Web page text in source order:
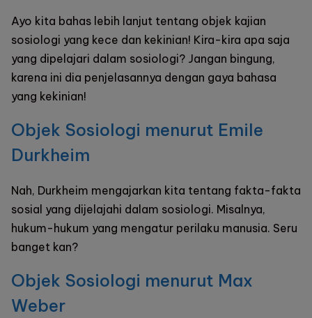
Ayo kita bahas lebih lanjut tentang objek kajian
sosiologi yang kece dan kekinian! Kira-kira apa saja
yang dipelajari dalam sosiologi? Jangan bingung,
karena ini dia penjelasannya dengan gaya bahasa
yang kekinian!
Objek Sosiologi menurut Emile
Durkheim
Nah, Durkheim mengajarkan kita tentang fakta-fakta
sosial yang dijelajahi dalam sosiologi. Misalnya,
hukum-hukum yang mengatur perilaku manusia. Seru
banget kan?
Objek Sosiologi menurut Max
Weber